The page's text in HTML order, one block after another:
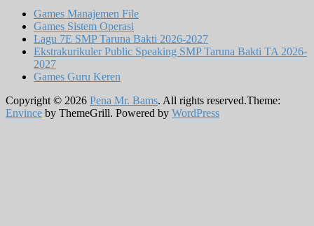
Games Manajemen File
Games Sistem Operasi
Lagu 7E SMP Taruna Bakti 2026-2027
Ekstrakurikuler Public Speaking SMP Taruna Bakti TA 2026-
2027
Games Guru Keren
Copyright © 2026 Pena Mr. Bams. All rights reserved.Theme:
Envince by ThemeGrill. Powered by WordPress